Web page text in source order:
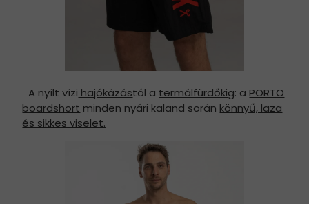
A nyílt vízi hajókázástól a termálfürdőkig: a PORTO
boardshort minden nyári kaland során könnyű, laza
és sikkes viselet.